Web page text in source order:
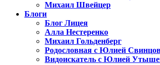
Михаил Швейцер
Блоги
Блог Лицея
Алла Нестеренко
Михаил Гольденберг
Родословная с Юлией
Видоискатель с Юлией